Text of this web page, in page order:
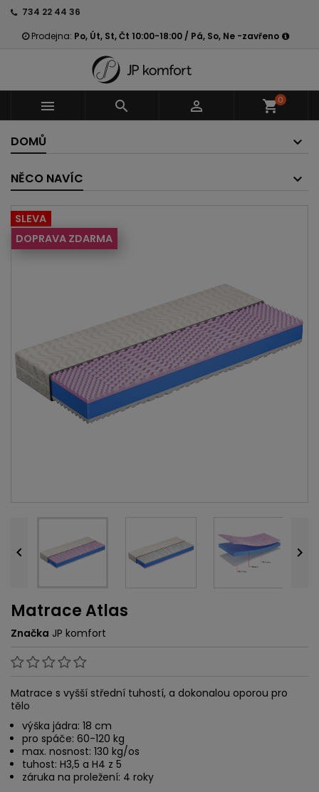
734 22 44 36
Prodejna: Po, Út, St, Čt 10:00-18:00 / Pá, So, Ne -zavřeno
   shopping_cart0
DOMŮ
NĚCO NAVÍC
SLEVA
DOPRAVA ZDARMA
 
Matrace Atlas
Značka JP komfort
Matrace s vyšší střední tuhostí, a dokonalou oporou pro
tělo
výška jádra: 18 cm
pro spáče: 60-120 kg
max. nosnost: 130 kg/os
tuhost: H3,5 a H4 z 5
záruka na proležení: 4 roky